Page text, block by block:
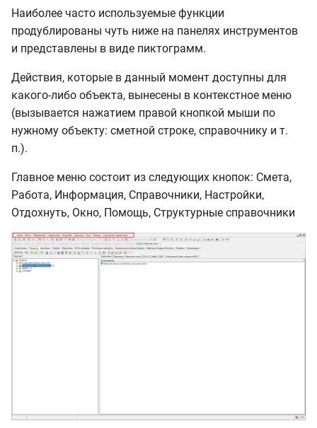
параметров пересчета
на группу смет
сохранения
результатов пересчета
Пересчет с учетом
Пересчет ресурсной
составляющей в
ТСН-2001
Сохранение
настроек
Наиболее часто используемые функции
продублированы чуть ниже на панелях инструментов
и представлены в виде пиктограмм.
Действия, которые в данный момент доступны для
какого-либо объекта, вынесены в контекстное меню
(вызывается нажатием правой кнопкой мыши по
нужному объекту: сметной строке, справочнику и т.
п.).
Главное меню состоит из следующих кнопок: Смета,
Работа, Информация, Справочники, Настройки,
Отдохнуть, Окно, Помощь, Структурные справочники